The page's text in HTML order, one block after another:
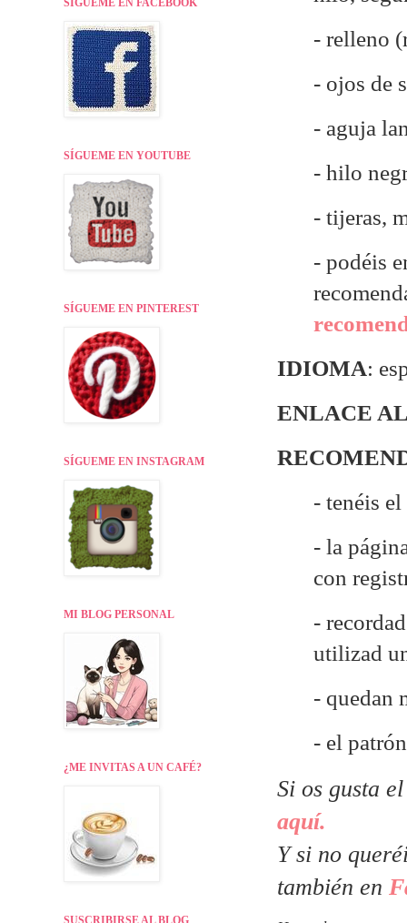
- relleno
- ojos de
- aguja
- hilo
- tijeras,
- podéis
IDIOMA:
ENLACE
- tenéis
- la
con
-
utilizad
- quedan
- el
Si os gusta
aquí.
Y si no
también en
SÍGUEME EN FACEBOOK
SÍGUEME EN YOUTUBE
SÍGUEME EN PINTEREST
SÍGUEME EN INSTAGRAM
MI BLOG PERSONAL
¿ME INVITAS A UN CAFÉ?
SUSCRIBIRSE AL BLOG